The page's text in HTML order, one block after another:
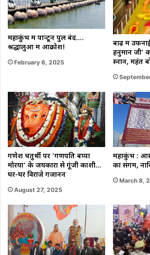
महाकुंभ में पान्टून पुल बंद….
श्रद्धालुओं में आक्रोश!
February 6, 2025
बाढ़ में
हनुमान जी’
स्नान, महंत
गणेश चतुर्थी पर ‘गणपति बप्पा
मोरया’ के जयकारों से गूंजी काशी…
घर-घर विराजे गजानन
August 27, 2025
महाकुंभ :
का संगम,
March 8,